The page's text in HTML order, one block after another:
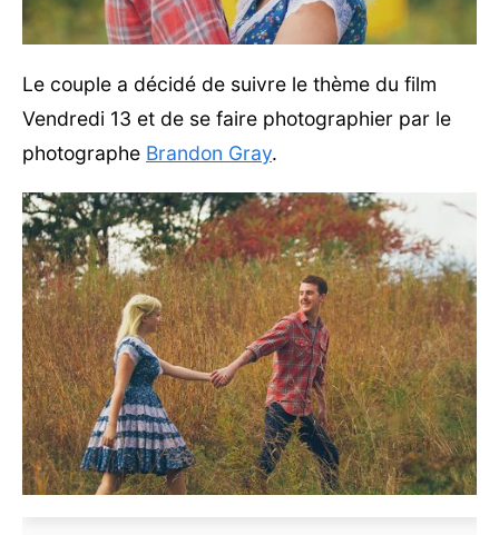
Le couple a décidé de suivre le thème du film
Vendredi 13 et de se faire photographier par le
photographe Brandon Gray.